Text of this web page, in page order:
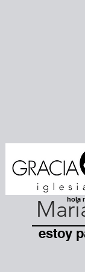
hola
estoy